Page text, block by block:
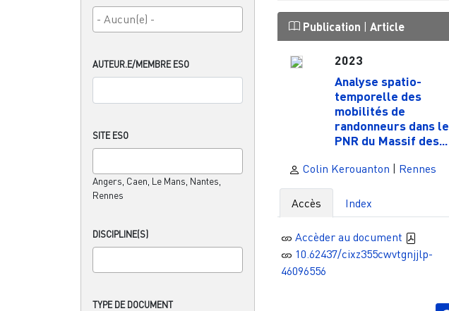
AUTEUR.E/MEMBRE ESO
SITE ESO
Angers, Caen, Le Mans, Nantes,
Rennes
DISCIPLINE(S)
TYPE DE DOCUMENT
Publication | Article
2023
Analyse spatio-
temporelle des
mobilités de
randonneurs dans le
PNR du Massif des...
Colin Kerouanton | Rennes
Accès Index
Accèder au document
10.62437/cixz355cwvtgnjjlp-
46096556